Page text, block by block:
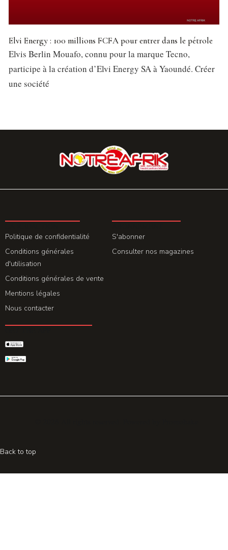
Elvi Energy : 100 millions FCFA pour entrer dans le pétrole
Elvis Berlin Mouafo, connu pour la marque Tecno,
participe à la création d’Elvi Energy SA à Yaoundé. Créer
une société
Politique de confidentialité
Conditions générales
d'utilisation
Conditions générales de vente
Mentions légales
Nous contacter
S'abonner
Consulter nos magazines
Back to top